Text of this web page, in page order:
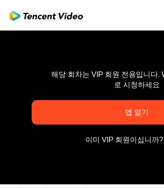
pay limit
해당 회차는 VIP 회원 전용입니다.
로 시청하세요
앱 열기
이미 VIP 회원이십니까?